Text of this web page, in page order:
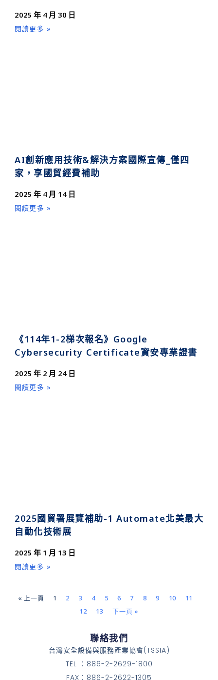
2025 年 4 月 30 日
閱讀更多 »
AI創新應用技術&解決方案國際宣傳_僅四
家，享國貿經費補助
2025 年 4 月 14 日
閱讀更多 »
《114年1-2梯次報名》Google
Cybersecurity Certificate資安專業證書
2025 年 2 月 24 日
閱讀更多 »
2025國貿署展覽補助-1 Automate北美最大
自動化技術展
2025 年 1 月 13 日
閱讀更多 »
« 上一頁 1 2 3 4 5 6 7 8 9 10
11
12
13 下一頁 »
聯絡我們
台灣安全設備與服務產業協會(TSSIA)
TEL ：886-2-2629-1800
FAX：886-2-2622-1305